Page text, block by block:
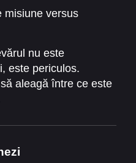
misiune versus
nu este
este periculos.
aleagă între ce este